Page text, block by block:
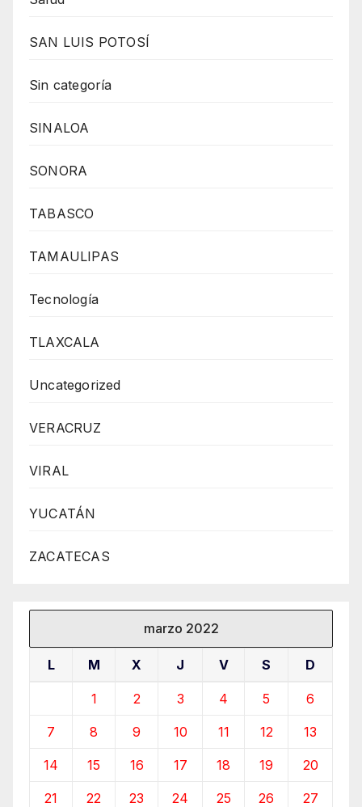
SAN LUIS POTOSÍ
Sin categoría
SINALOA
SONORA
TABASCO
TAMAULIPAS
Tecnología
TLAXCALA
Uncategorized
VERACRUZ
VIRAL
YUCATÁN
ZACATECAS
marzo 2022
L M X J V S D
1 2 3 4 5 6
7 8 9 10 11 12 13
14 15 16 17 18 19 20
21 22 23 24 25 26 27